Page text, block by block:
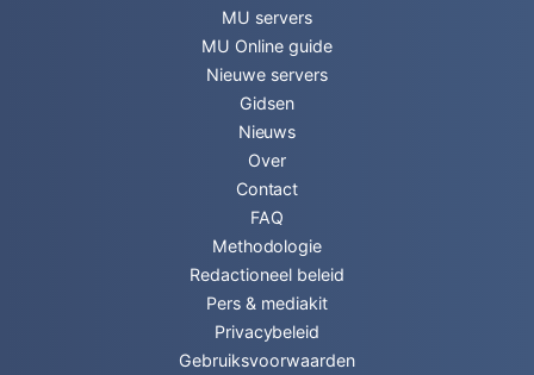
MU servers
MU Online guide
Nieuwe servers
Gidsen
Nieuws
Over
Contact
FAQ
Methodologie
Redactioneel beleid
Pers & mediakit
Privacybeleid
Gebruiksvoorwaarden